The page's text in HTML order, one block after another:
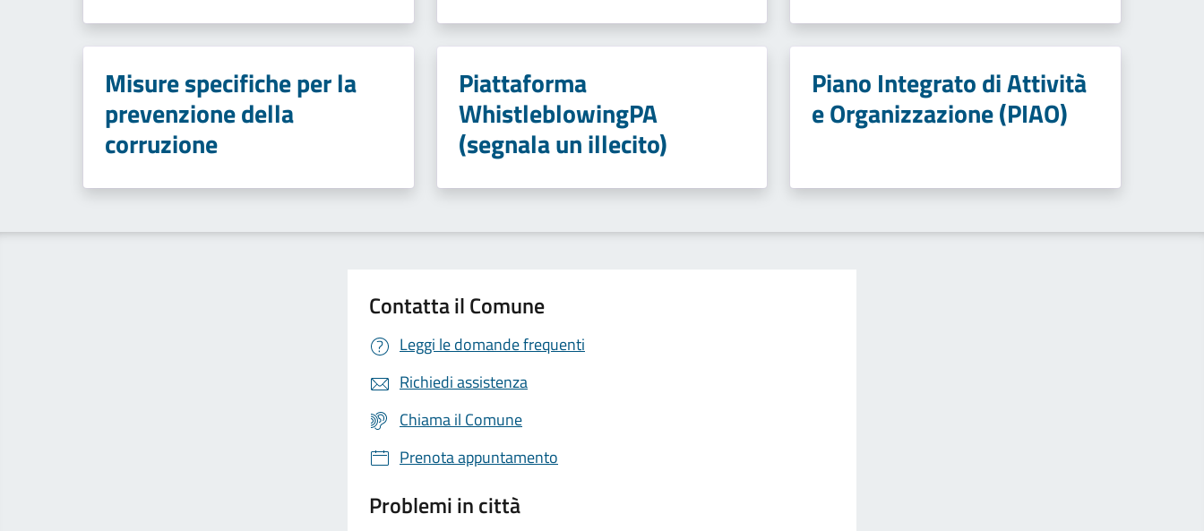
Misure specifiche per la
prevenzione della
corruzione
Piattaforma
WhistleblowingPA
(segnala un illecito)
Piano Integrato di Attività
e Organizzazione (PIAO)
Contatta il Comune
Leggi le domande frequenti
Richiedi assistenza
Chiama il Comune
Prenota appuntamento
Problemi in città